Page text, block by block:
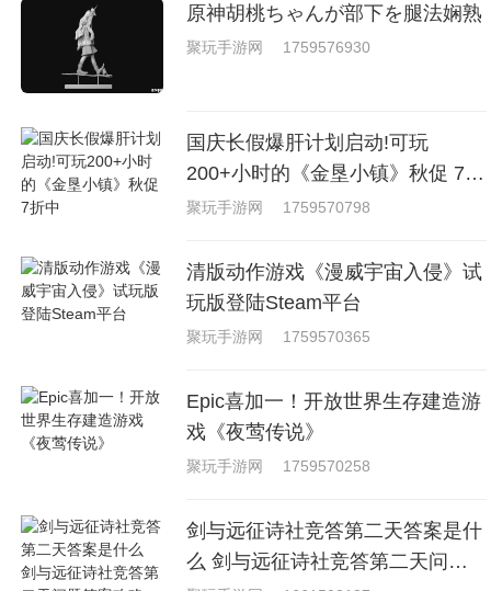
原神胡桃ちゃんが部下を腿法娴熟
聚玩手游网 1759576930
国庆长假爆肝计划启动!可玩
200+小时的《金垦小镇》秋促 7折
中
聚玩手游网 1759570798
清版动作游戏《漫威宇宙入侵》试
玩版登陆Steam平台
聚玩手游网 1759570365
Epic喜加一！开放世界生存建造游
戏《夜莺传说》
聚玩手游网 1759570258
剑与远征诗社竞答第二天答案是什
么 剑与远征诗社竞答第二天问题